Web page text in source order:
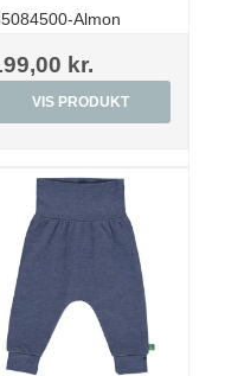
Almon
kr.
VIS PRODUKT